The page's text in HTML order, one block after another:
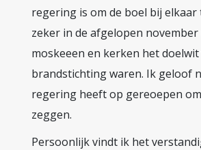
regering is om de boel bij elkaar
zeker in de afgelopen
moskeeen en kerken het doelwit
brandstichting waren. Ik geloof
regering heeft op gereoepen
zeggen.
Persoonlijk vindt ik het